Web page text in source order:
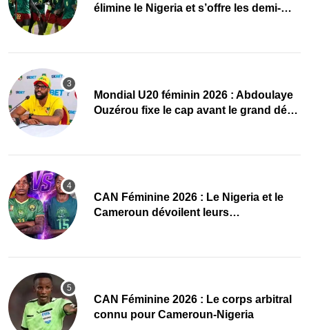
élimine le Nigeria et s’offre les demi-
Mondial U20 féminin 2026 : Abdoulaye
Ouzérou fixe le cap avant le grand défi
‎CAN Féminine 2026 : Le Nigeria et le
Cameroun dévoilent leurs
‎CAN Féminine 2026 : Le corps arbitral
connu pour Cameroun-Nigeria